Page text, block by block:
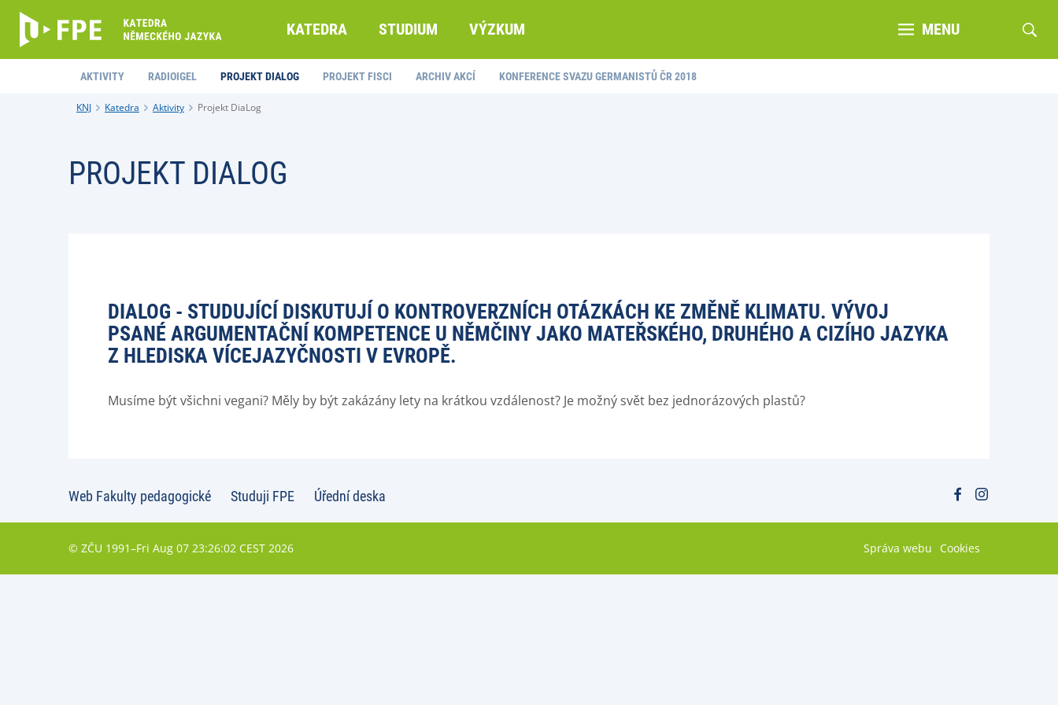
KATEDRA STUDIUM VÝZKUM MENU
AKTIVITY RADIOIGEL PROJEKT DIALOG PROJEKT FISCI ARCHIV AKCÍ KONFERENCE SVAZU GERMANISTŮ ČR 2018
KNJ Katedra Aktivity Projekt DiaLog
PROJEKT DIALOG
DIALOG - STUDUJÍCÍ DISKUTUJÍ O KONTROVERZNÍCH OTÁZKÁCH KE ZMĚNĚ KLIMATU. VÝVOJ
PSANÉ ARGUMENTAČNÍ KOMPETENCE U NĚMČINY JAKO MATEŘSKÉHO, DRUHÉHO A CIZÍHO JAZYKA
Z HLEDISKA VÍCEJAZYČNOSTI V EVROPĚ.
Musíme být všichni vegani? Měly by být zakázány lety na krátkou vzdálenost? Je možný svět bez jednorázových plastů?
Web Fakulty pedagogické Studuji FPE Úřední deska
© ZČU 1991–Fri Aug 07 23:26:02 CEST 2026 Správa webu Cookies